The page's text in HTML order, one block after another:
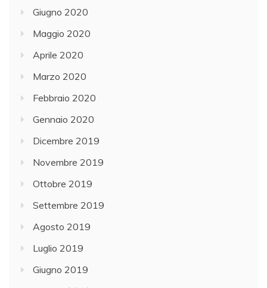
Giugno 2020
Maggio 2020
Aprile 2020
Marzo 2020
Febbraio 2020
Gennaio 2020
Dicembre 2019
Novembre 2019
Ottobre 2019
Settembre 2019
Agosto 2019
Luglio 2019
Giugno 2019